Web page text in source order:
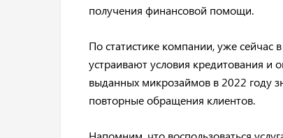
получения финансовой помощи.
По статистике компании, уже сейчас
устраивают условия кредитования и
выданных микрозаймов в 2022 году
повторные обращения клиентов.